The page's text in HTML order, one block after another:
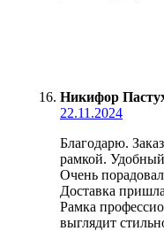
Никифор
22.11.2024
Благодарю.
рамкой. Удобный
Очень
Доставка
Рамка
выглядит